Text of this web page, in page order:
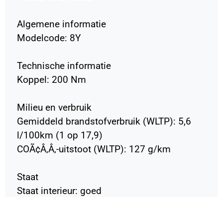
Algemene informatie
Modelcode: 8Y
Technische informatie
Koppel: 200 Nm
Milieu en verbruik
Gemiddeld brandstofverbruik (WLTP): 5,6
l/100km (1 op 17,9)
COÃ¢Â‚Â‚-uitstoot (WLTP): 127 g/km
Staat
Staat interieur: goed